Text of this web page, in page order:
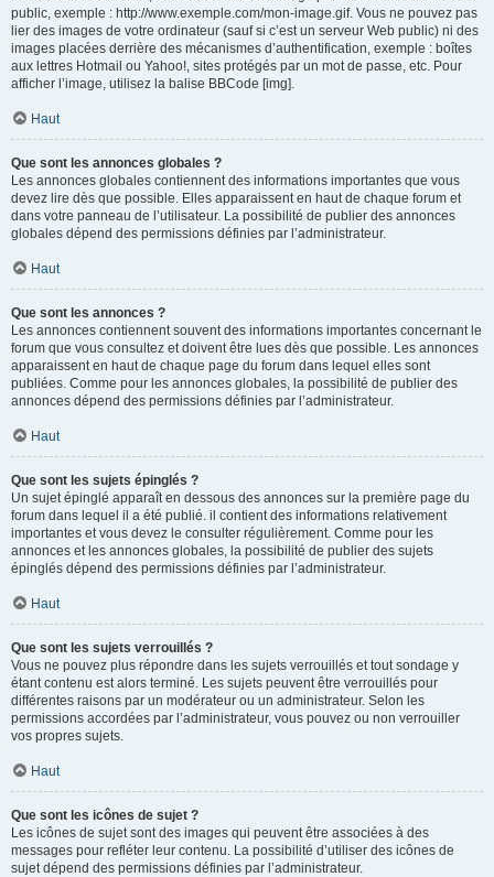
public, exemple : http://www.exemple.com/mon-image.gif. Vous ne pouvez pas
lier des images de votre ordinateur (sauf si c’est un serveur Web public) ni des
images placées derrière des mécanismes d’authentification, exemple : boîtes
aux lettres Hotmail ou Yahoo!, sites protégés par un mot de passe, etc. Pour
afficher l’image, utilisez la balise BBCode [img].
Haut
Que sont les annonces globales ?
Les annonces globales contiennent des informations importantes que vous
devez lire dès que possible. Elles apparaissent en haut de chaque forum et
dans votre panneau de l’utilisateur. La possibilité de publier des annonces
globales dépend des permissions définies par l’administrateur.
Haut
Que sont les annonces ?
Les annonces contiennent souvent des informations importantes concernant le
forum que vous consultez et doivent être lues dès que possible. Les annonces
apparaissent en haut de chaque page du forum dans lequel elles sont
publiées. Comme pour les annonces globales, la possibilité de publier des
annonces dépend des permissions définies par l’administrateur.
Haut
Que sont les sujets épinglés ?
Un sujet épinglé apparaît en dessous des annonces sur la première page du
forum dans lequel il a été publié. il contient des informations relativement
importantes et vous devez le consulter régulièrement. Comme pour les
annonces et les annonces globales, la possibilité de publier des sujets
épinglés dépend des permissions définies par l’administrateur.
Haut
Que sont les sujets verrouillés ?
Vous ne pouvez plus répondre dans les sujets verrouillés et tout sondage y
étant contenu est alors terminé. Les sujets peuvent être verrouillés pour
différentes raisons par un modérateur ou un administrateur. Selon les
permissions accordées par l’administrateur, vous pouvez ou non verrouiller
vos propres sujets.
Haut
Que sont les icônes de sujet ?
Les icônes de sujet sont des images qui peuvent être associées à des
messages pour refléter leur contenu. La possibilité d’utiliser des icônes de
sujet dépend des permissions définies par l’administrateur.